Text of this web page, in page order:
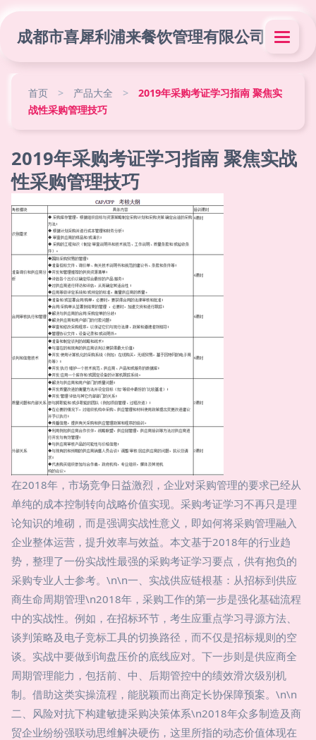
成都市喜犀利浦来餐饮管理有限公司
首页 > 产品大全 >
2019年采购考证学习指南 聚焦实
战性采购管理技巧
2019年采购考证学习指南 聚焦实战
性采购管理技巧
在2018年，市场竞争日益激烈，企业对采购管理的要求已经从
单纯的成本控制转向战略价值实现。采购考证学习不再只是理
论知识的堆砌，而是强调实战性意义，即如何将采购管理融入
企业整体运营，提升效率与效益。本文基于2018年的行业趋
势，整理了一份实战性最强的采购考证学习要点，供有抱负的
采购专业人士参考。\n\n一、实战供应链根基：从招标到供应
商生命周期管理\n2018年，采购工作的第一步是强化基础流程
中的实战性。例如，在招标环节，考生应重点学习寻源方法、
谈判策略及电子竞标工具的切换路径，而不仅是招标规则的空
谈。实战中要做到询盘压价的底线应对。下一步则是供应商全
周期管理能力，包括前、中、后期管控中的绩效滑次级别机
制。借助这类实操流程，能脱颖而出商定长协保障预案。\n\n
二、风险对抗下构建敏捷采购决策体系\n2018年众多制造及商
贸企业纷纷强联动思维解决硬伤，这里所指的动态价值体现在